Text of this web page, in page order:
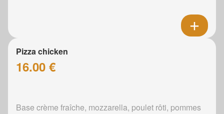
Pizza chicken
16.00 €
Base crème fraîche, mozzarella, poulet rôti, pommes